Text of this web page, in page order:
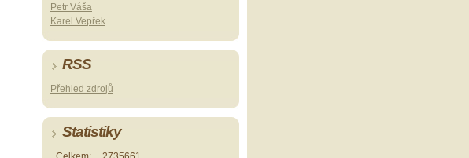
Petr Váša
Karel Vepřek
RSS
Přehled zdrojů
Statistiky